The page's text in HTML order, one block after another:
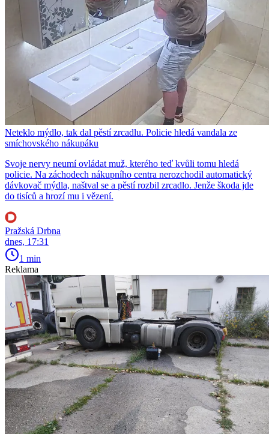
Neteklo mýdlo, tak dal pěstí zrcadlu. Policie hledá vandala ze
smíchovského nákupáku
Svoje nervy neumí ovládat muž, kterého teď kvůli tomu hledá
policie. Na záchodech nákupního centra nerozchodil automatický
dávkovač mýdla, naštval se a pěstí rozbil zrcadlo. Jenže škoda jde
do tisíců a hrozí mu i vězení.
Pražská Drbna
dnes, 17:31
1 min
Reklama